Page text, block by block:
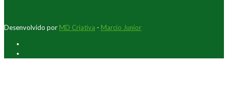
Desenvolvido por MD Criativa - Marcio Junior